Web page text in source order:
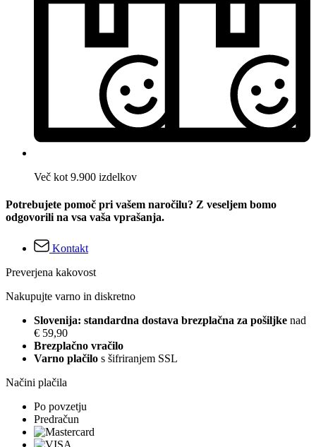
Več kot 9.900 izdelkov
Potrebujete pomoč pri vašem naročilu? Z veseljem bomo
odgovorili na vsa vaša vprašanja.
Kontakt
Preverjena kakovost
Nakupujte varno in diskretno
Slovenija: standardna dostava brezplačna za pošiljke nad
€ 59,90
Brezplačno vračilo
Varno plačilo s šifriranjem SSL
Načini plačila
Po povzetju
Predračun